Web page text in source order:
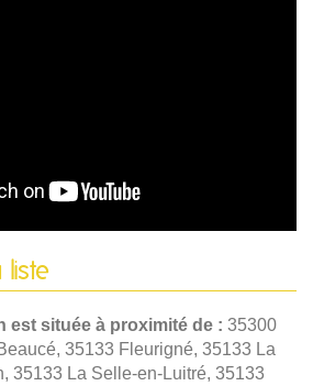
liste
est située à proximité de : 35300
35133 Fleurigné, 35133 La
35133 La Selle-en-Luitré, 35133